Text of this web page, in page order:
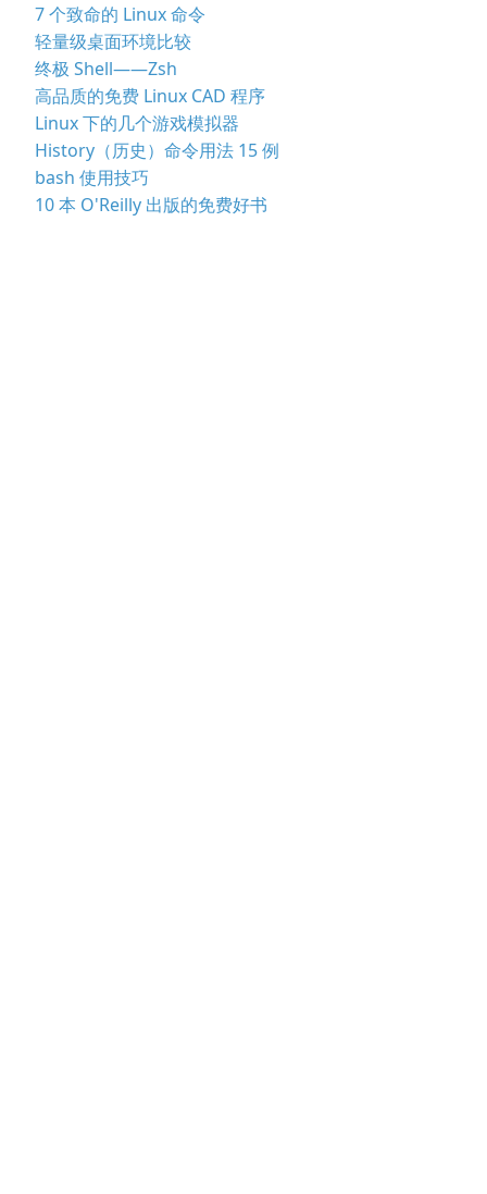
7 个致命的 Linux 命令
轻量级桌面环境比较
终极 Shell——Zsh
高品质的免费 Linux CAD 程序
Linux 下的几个游戏模拟器
History（历史）命令用法 15 例
bash 使用技巧
10 本 O'Reilly 出版的免费好书